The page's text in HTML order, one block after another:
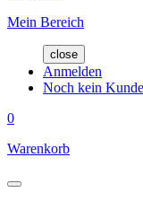
Mein Bereich
close
Anmelden
Noch kein
0
Warenkorb